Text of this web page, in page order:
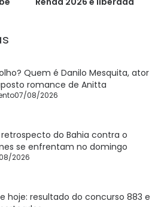
Quem é Danilo Mesquita, ator
romance de Anitta
07/08/2026
do Bahia contra o
se enfrentam no domingo
2026
hoje: resultado do concurso 883 e